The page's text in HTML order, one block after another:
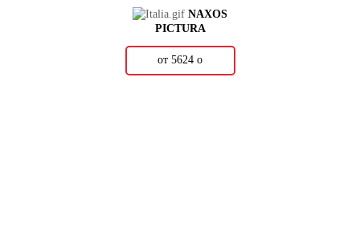
NAXOS
PICTURA
от 5624 о